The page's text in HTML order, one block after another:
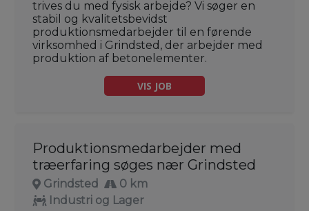
trives du med fysisk arbejde? Vi søger en
stabil og kvalitetsbevidst
produktionsmedarbejder til en førende
virksomhed i Grindsted, der arbejder med
produktion af betonelementer.
VIS JOB
Produktionsmedarbejder med
træerfaring søges nær Grindsted
Grindsted
0 km
Industri og Lager